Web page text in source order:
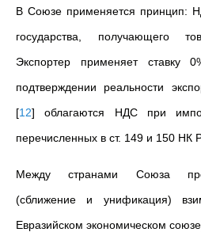
В Союзе применяется принцип:
государства, получающего
Экспортер применяет ставку
подтверждении реальности
[12] облагаются НДС при
перечисленных в ст. 149 и 150 НК
Между странами Союза
(сближение и унификация)
Евразийском экономическом